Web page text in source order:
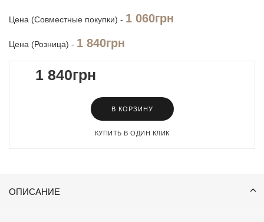
Цена (Совместные покупки) - 1 060грн
Цена (Розница) - 1 840грн
1 840грн
В КОРЗИНУ
КУПИТЬ В ОДИН КЛИК
ОПИСАНИЕ